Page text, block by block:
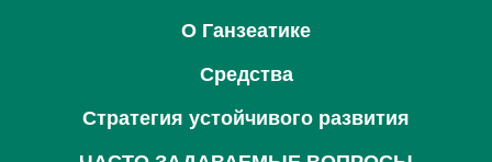
О Ганзеатике
Средства
Стратегия устойчивого развития